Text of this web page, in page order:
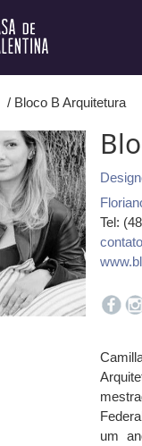
/ Bloco B Arquitetura
Tel:
um